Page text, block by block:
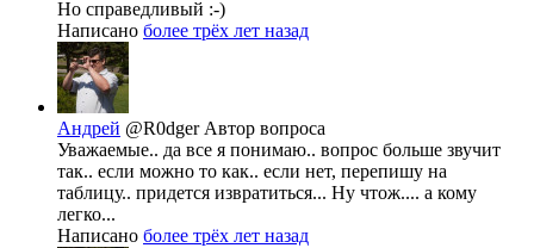
Но справедливый :-)
Написано более трёх лет назад
Андрей @R0dger Автор вопроса
Уважаемые.. да все я понимаю.. вопрос больше звучит
так.. если можно то как.. если нет, перепишу на
таблицу.. придется извратиться... Ну чтож.... а кому
легко...
Написано более трёх лет назад